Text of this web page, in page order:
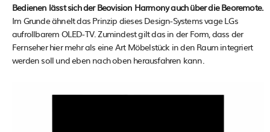
Bedienen lässt sich der Beovision Harmony auch über die Beoremote.
Im Grunde ähnelt das Prinzip dieses Design-Systems vage LGs
aufrollbarem OLED-TV. Zumindest gilt das in der Form, dass der
Fernseher hier mehr als eine Art Möbelstück in den Raum integriert
werden soll und eben nach oben herausfahren kann.